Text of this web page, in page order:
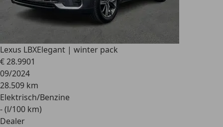
Lexus LBXElegant | winter pack
€ 28.9901
09/2024
28.509 km
Elektrisch/Benzine
- (l/100 km)
Dealer